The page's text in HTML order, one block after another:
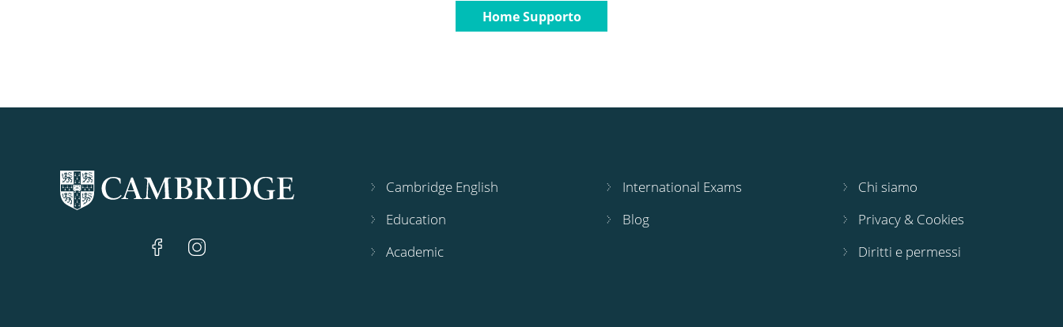
Home Supporto
Cambridge English
Education
Academic
International Exams
Blog
Chi siamo
Privacy & Cookies
Diritti e permessi